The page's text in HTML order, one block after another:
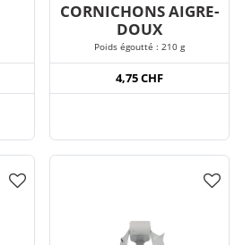
CORNICHONS AIGRE-
DOUX
Poids égoutté : 210 g
4,75 CHF